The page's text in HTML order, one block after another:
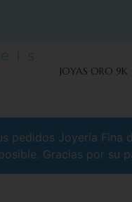
JOYAS ORO 9K
pedidos Joyería Fina
Gracias por su